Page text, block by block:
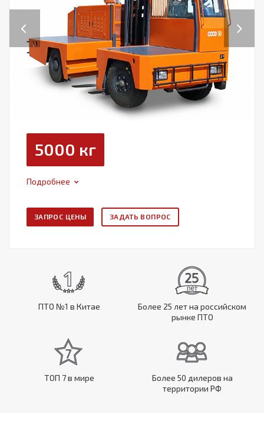
5000 кг
Подробнее
ЗАПРОС ЦЕНЫ ЗАДАТЬ ВОПРОС
ПТО №1 в Китае
Более 25 лет на российском
рынке ПТО
ТОП 7 в мире
Более 50 дилеров на
территории РФ